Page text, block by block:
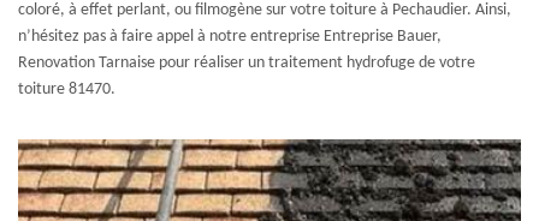
coloré, à effet perlant, ou filmogène sur votre toiture à Pechaudier. Ainsi,
n’hésitez pas à faire appel à notre entreprise Entreprise Bauer,
Renovation Tarnaise pour réaliser un traitement hydrofuge de votre
toiture 81470.